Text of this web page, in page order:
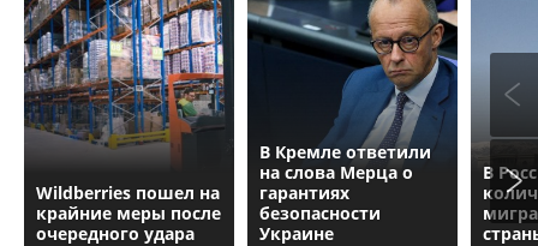
Wildberries пошел на
крайние меры после
очередного удара
В Кремле ответили
на слова Мерца о
гарантиях
безопасности
Украине
В